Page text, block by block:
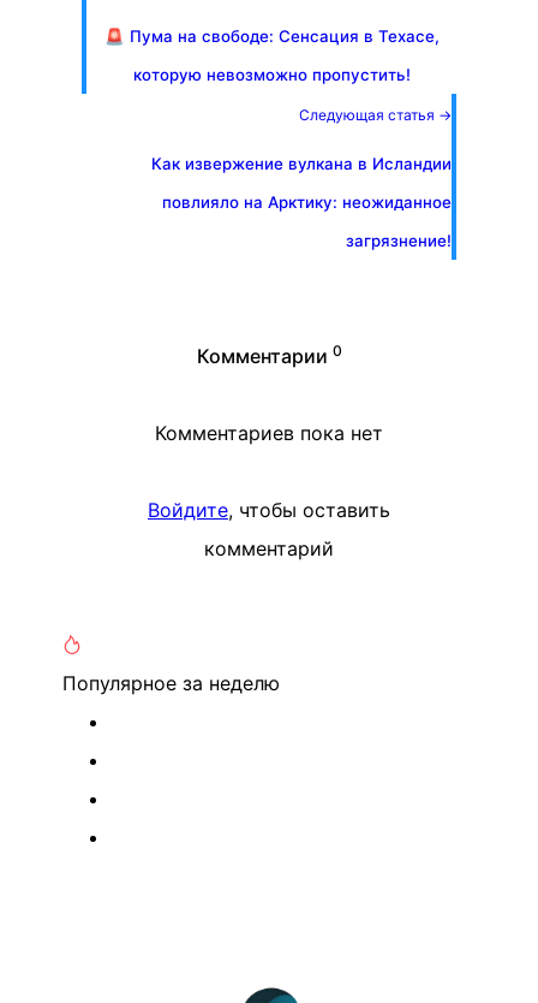
🚨 Пума на свободе: Сенсация в Техасе,
которую невозможно пропустить!
Следующая статья →
Как извержение вулкана в Исландии
повлияло на Арктику: неожиданное
загрязнение!
Комментарии 0
Комментариев пока нет
Войдите, чтобы оставить
комментарий
Популярное за неделю